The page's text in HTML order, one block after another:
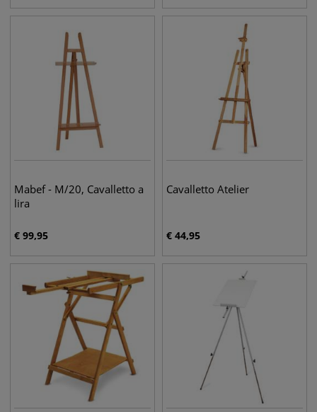
Mabef - M/20, Cavalletto a
lira
€ 99,95
Cavalletto Atelier
€ 44,95